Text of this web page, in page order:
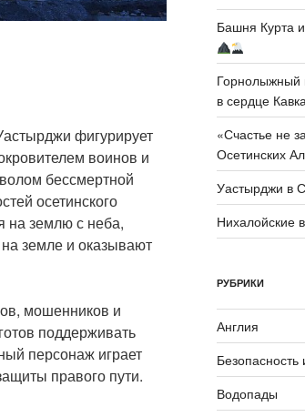
фигурирует
воинов и
бессмертной
осетинского
на землю с неба,
земле и оказывают
мошенников и
поддерживать
персонаж играет
правого пути.
Башня Курта
Горнолыжный
в сердце
«Счастье не
Осетинских
Уастырджи в
Нихалойские
РУБРИКИ
Англия
Безопасность
Водопады